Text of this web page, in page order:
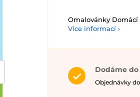
Omalovánky Domácí
Více informací ›
Dodáme do
Objednávky